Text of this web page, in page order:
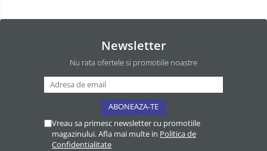
Newsletter
Nu rata ofertele si promotiile noastre
Vreau sa primesc newsletter cu promotiile
magazinului. Afla mai multe in Politica de
Confidentialitate